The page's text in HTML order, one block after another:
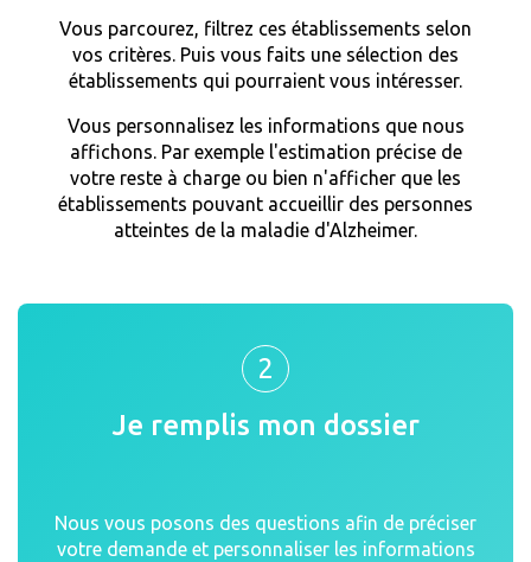
Vous parcourez, filtrez ces établissements selon
vos critères. Puis vous faits une sélection des
établissements qui pourraient vous intéresser.
Vous personnalisez les informations que nous
affichons. Par exemple l'estimation précise de
votre reste à charge ou bien n'afficher que les
établissements pouvant accueillir des personnes
atteintes de la maladie d'Alzheimer.
2
Je remplis mon dossier
Nous vous posons des questions afin de préciser
votre demande et personnaliser les informations